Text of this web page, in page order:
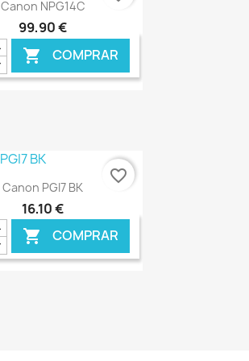
Canon NPG14C
99,90 €
 COMPRAR
Ver+
Canon PGI7 BK
16,10 €
 COMPRAR
favorite_border